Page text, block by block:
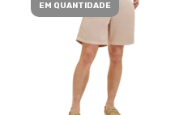
EM QUANTIDADE